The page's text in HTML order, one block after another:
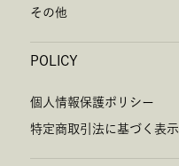
その他
POLICY
個人情報保護ポリシー
特定商取引法に基づく表示